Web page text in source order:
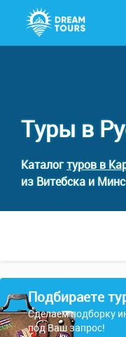
Туры в
Каталогтуров в
из Витебска и
Подбираете
Сделаем подборку
под Ваш запрос!